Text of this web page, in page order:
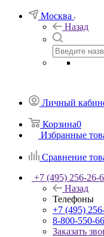
Москва
Назад
Личный
Корзина0
Избранные
Сравнение
+7 (495) 256-26-
Назад
Телефоны
+7 (495)
8-800-550-
Заказать